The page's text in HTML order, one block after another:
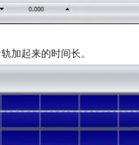
加起来的时间长。